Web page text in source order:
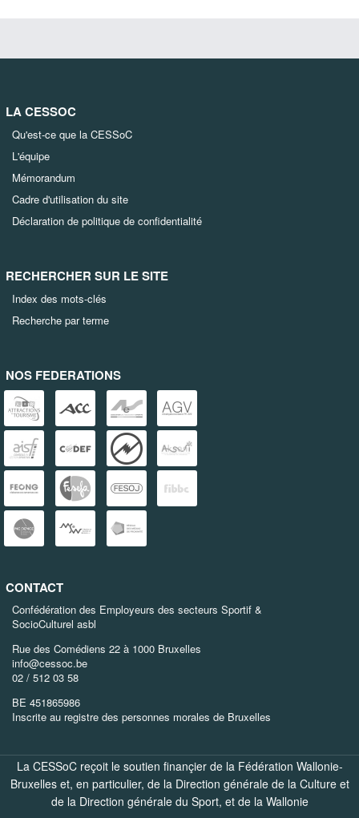
LA CESSOC
Qu'est-ce que la CESSoC
L'équipe
Mémorandum
Cadre d'utilisation du site
Déclaration de politique de confidentialité
RECHERCHER SUR LE SITE
Index des mots-clés
Recherche par terme
NOS FEDERATIONS
CONTACT
Confédération des Employeurs des secteurs Sportif &
SocioCulturel asbl
Rue des Comédiens 22 à 1000 Bruxelles
info@cessoc.be
02 / 512 03 58
BE 451865986
Inscrite au registre des personnes morales de Bruxelles
La CESSoC reçoit le soutien finançier de la Fédération Wallonie-
Bruxelles et, en particulier, de la Direction générale de la Cultureet
de la Direction générale du Sport, et de la Wallonie